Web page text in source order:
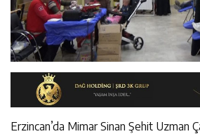
Erzincan’da Mimar Sinan Şehit Uzman